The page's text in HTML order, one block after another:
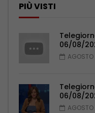
PIÙ VISTI
06/08/
06/08/